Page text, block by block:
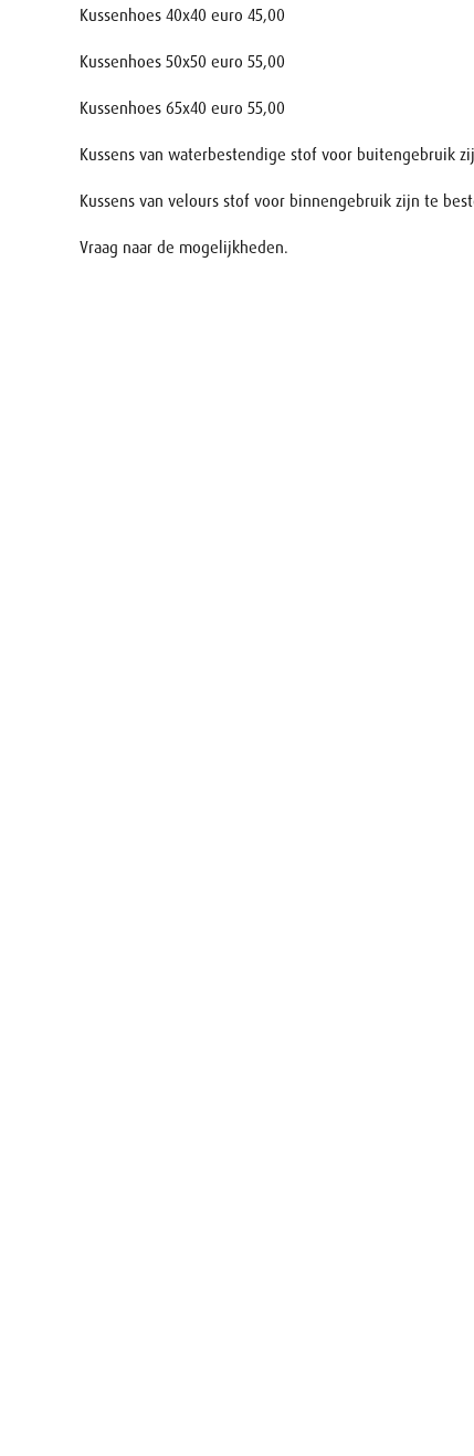
Kussenhoes 40x40 euro 45,00
Kussenhoes 50x50 euro 55,00
Kussenhoes 65x40 euro 55,00
Kussens van waterbestendige stof voor buitengebruik
Kussens van velours stof voor binnengebruik zijn te
Vraag naar de mogelijkheden.